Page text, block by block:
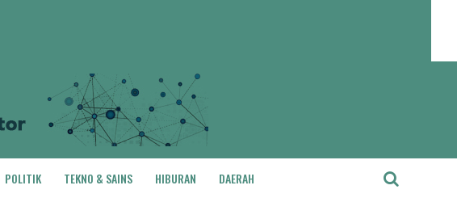
POLITIK TEKNO & SAINS HIBURAN DAERAH